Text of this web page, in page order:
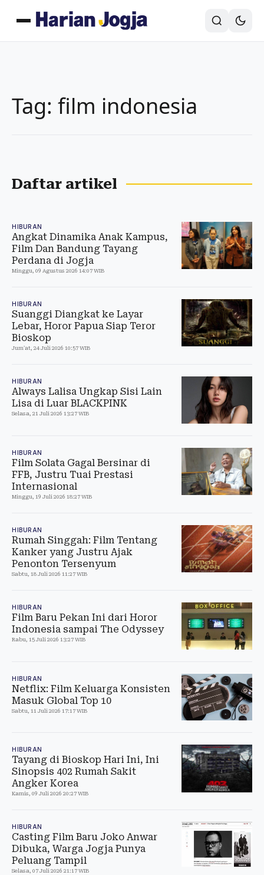
Tag: film indonesia
Daftar artikel
HIBURAN
Angkat Dinamika Anak Kampus,
Film Dan Bandung Tayang
Perdana di Jogja
Minggu, 09 Agustus 2026 14:07 WIB
HIBURAN
Suanggi Diangkat ke Layar
Lebar, Horor Papua Siap Teror
Bioskop
Jum'at, 24 Juli 2026 10:57 WIB
HIBURAN
Always Lalisa Ungkap Sisi Lain
Lisa di Luar BLACKPINK
Selasa, 21 Juli 2026 13:27 WIB
HIBURAN
Film Solata Gagal Bersinar di
FFB, Justru Tuai Prestasi
Internasional
Minggu, 19 Juli 2026 18:27 WIB
HIBURAN
Rumah Singgah: Film Tentang
Kanker yang Justru Ajak
Penonton Tersenyum
Sabtu, 18 Juli 2026 11:27 WIB
HIBURAN
Film Baru Pekan Ini dari Horor
Indonesia sampai The Odyssey
Rabu, 15 Juli 2026 13:27 WIB
HIBURAN
Netflix: Film Keluarga Konsisten
Masuk Global Top 10
Sabtu, 11 Juli 2026 17:17 WIB
HIBURAN
Tayang di Bioskop Hari Ini, Ini
Sinopsis 402 Rumah Sakit
Angker Korea
Kamis, 09 Juli 2026 20:27 WIB
HIBURAN
Casting Film Baru Joko Anwar
Dibuka, Warga Jogja Punya
Peluang Tampil
Selasa, 07 Juli 2026 21:17 WIB